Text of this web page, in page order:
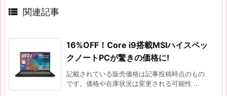
 関連記事
16%OFF！Core i9搭載MSIハイスペッ
クノートPCが驚きの価格に!
記載されている販売価格は記事投稿時点のもの
です。価格や在庫状況は変更される可能性 ...